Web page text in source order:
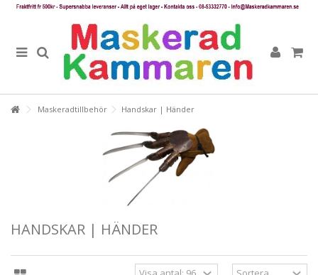
Maskeradtillbehör Handskar | Händer
HANDSKAR | HÄNDER